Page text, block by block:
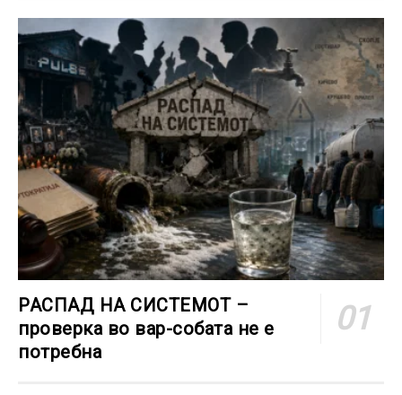
РАСПАД НА СИСТЕМОТ –
проверка во вар-собата не е
потребна